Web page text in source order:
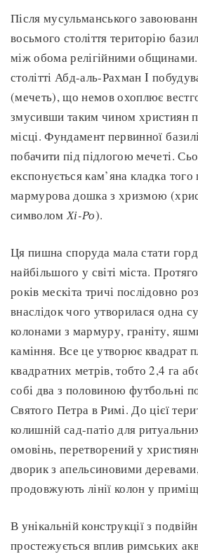
Після мусульманського
восьмого століття територію
між обома релігійними
столітті Абд-аль-Рахман I
(мечеть), що немов охоплює
змусивши таким чином християн
місці. Фундамент первинної
побачити під підлогою мечеті.
експонується кам’яна кладка
мармурова дошка з хризмою
символомХі-Ро).
Ця пишна споруда мала стати
найбільшого у світі міста.
років мескіта тричі послідовно
внаслідок чого утворилася одна
колонами з мармуру, граніту,
каміння. Все це утворює квадрат
квадратних метрів, тобто 2,4 га
собі два з половиною футбольні
Святого Петра в Римі. До цієї
колишній сад-патіо для
омовінь, перетворений у
дворик з апельсиновими
продовжують лінії колон у
В унікальній конструкції з
простежується вплив римських